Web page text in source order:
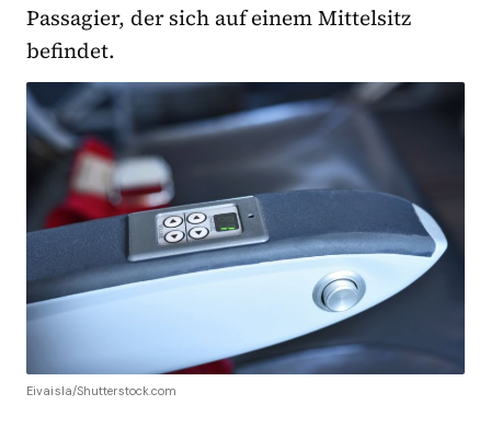
Passagier, der sich auf einem Mittelsitz
befindet.
Eivaisla/Shutterstock.com